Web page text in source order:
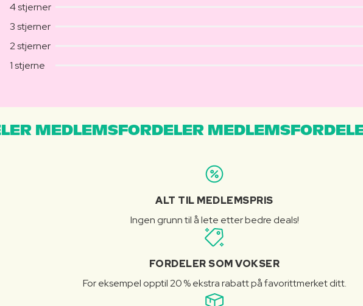
4 stjerner
3 stjerner
2 stjerner
1 stjerne
MEDLEMSFORDELER
ALT TIL MEDLEMSPRIS
Ingen grunn til å lete etter bedre deals!
FORDELER SOM VOKSER
For eksempel opptil 20 % ekstra rabatt på favorittmerket ditt.